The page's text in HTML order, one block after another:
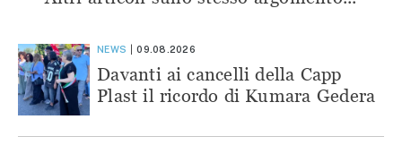
NEWS 09.08.2026
Davanti ai cancelli della Capp
Plast il ricordo di Kumara Gedera